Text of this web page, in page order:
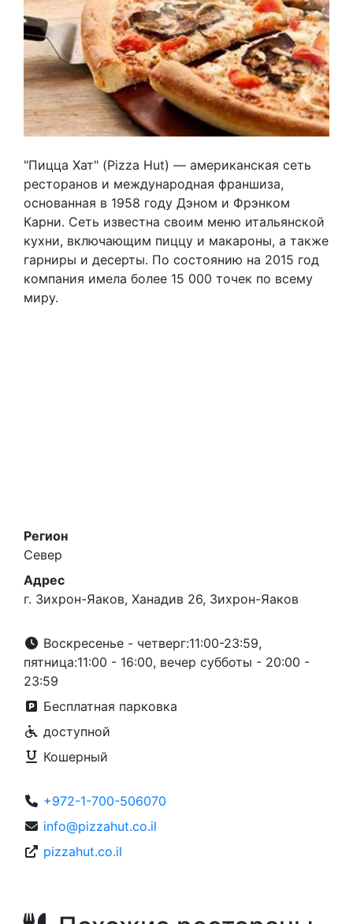
"Пицца Хат" (Pizza Hut) — американская сеть
ресторанов и международная франшиза,
основанная в 1958 году Дэном и Фрэнком
Карни. Сеть известна своим меню итальянской
кухни, включающим пиццу и макароны, а также
гарниры и десерты. По состоянию на 2015 год
компания имела более 15 000 точек по всему
миру.
Регион
Север
Адрес
г. Зихрон-Яаков, Ханадив 26, Зихрон-Яаков
Воскресенье - четверг:11:00-23:59,
пятница:11:00 - 16:00, вечер субботы - 20:00 -
23:59
Бесплатная парковка
доступной
Кошерный
+972-1-700-506070
info@pizzahut.co.il
pizzahut.co.il